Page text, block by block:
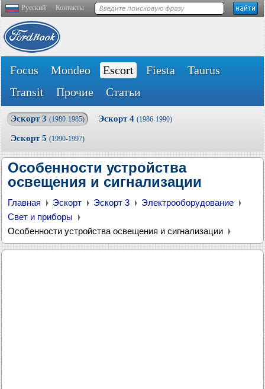
Русский Контакты
Focus Mondeo Escort Fiesta
Taurus
Transit
Прочие Статьи
Эскорт 3 (1980-1985) Эскорт 4 (1986-1990)
Эскорт 5 (1990-1997)
Особенности устройства
освещения и сигнализации
Главная Эскорт Эскорт 3
Электрооборудование
Свет и приборы
Особенности устройства освещения и сигнализации